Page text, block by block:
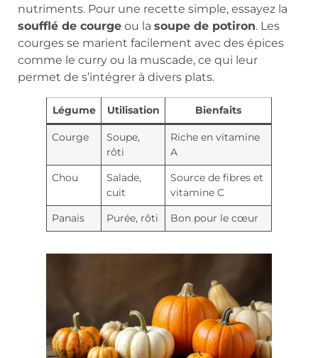
nutriments. Pour une recette simple, essayez la
soufflé de courge ou la soupe de potiron. Les
courges se marient facilement avec des épices
comme le curry ou la muscade, ce qui leur
permet de s’intégrer à divers plats.
Légume Utilisation Bienfaits
Courge
Soupe,
rôti
Riche en vitamine
A
Chou
Salade,
cuit
Source de fibres et
vitamine C
Panais
Purée, rôti Bon pour le cœur